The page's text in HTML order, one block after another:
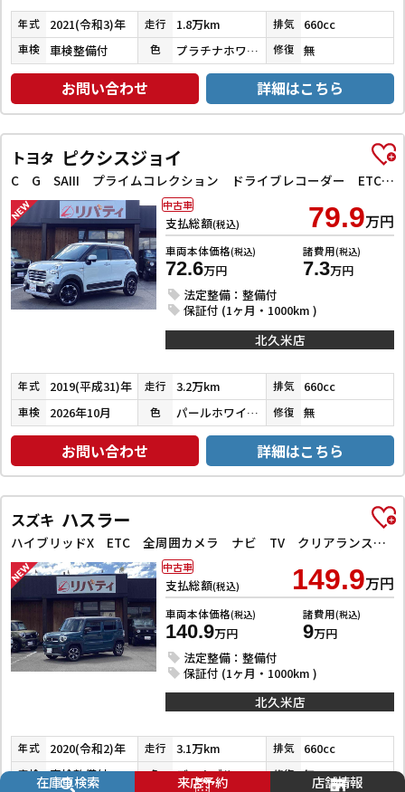
年式 2021(令和3)年 走行 1.8万km 排気 660cc
車検 車検整備付 色 プラチナホワイトパール 修復 無
お問い合わせ 詳細はこちら
トヨタ ピクシスジョイ
C G SAIII プライムコレクション ドライブレコーダー ETC バックカメラ ナビ TV クリアランスソナー 衝突被害軽減システム オートマチックハイビーム オートライト スマートキー アイドリングストップ 電動格納ミラー
支払総額(税込) 79.9万円
車両本体価格(税込)
72.6万円
諸費用(税込)
7.3万円
法定整備：整備付
保証付 (1ヶ月・1000km )
中古車
北久米店
年式 2019(平成31)年 走行 3.2万km 排気 660cc
車検 2026年10月 色 パールホワイトⅢ 修復 無
お問い合わせ 詳細はこちら
スズキ ハスラー
ハイブリッドX ETC 全周囲カメラ ナビ TV クリアランスソナー レーンアシスト 衝突被害軽減システム オートライト スマートキー アイドリングストップ 電動格納ミラー シートヒーター 後席モニター CVT
支払総額(税込) 149.9万円
車両本体価格(税込)
140.9万円
諸費用(税込)
9万円
法定整備：整備付
保証付 (1ヶ月・1000km )
中古車
北久米店
年式 2020(令和2)年 走行 3.1万km 排気 660cc
車検 車検整備付 色 デニムブルーメタリック／ミネラルグレーメタリック 修復 無
在庫車検索 来店予約 店舗情報